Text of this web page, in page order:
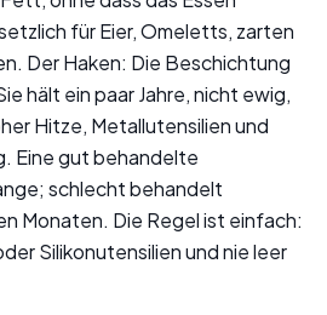
für Eier, Omeletts, zarten
Der Haken: Die Beschichtung
hält ein paar Jahre, nicht ewig,
Hitze, Metallutensilien und
Eine gut behandelte
schlecht behandelt
Monaten. Die Regel ist einfach:
Silikonutensilien und nie leer